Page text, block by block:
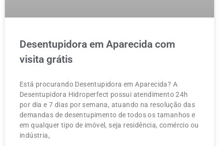
Desentupidora em Aparecida com
visita grátis
Está procurando Desentupidora em Aparecida? A
Desentupidora Hidroperfect possui atendimento 24h
por dia e 7 dias por semana, atuando na resolução das
demandas de desentupimento de todos os tamanhos e
em qualquer tipo de imóvel, seja residência, comércio ou
indústria,